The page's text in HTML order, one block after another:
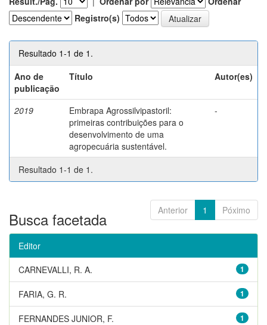
Registro(s)
Resultado 1-1 de 1.
Ano de
publicação
Título Autor(es)
2019
Embrapa Agrossilvipastoril:
primeiras contribuições para o
desenvolvimento de uma
agropecuária sustentável.
-
Resultado 1-1 de 1.
Anterior 1 Póximo
Busca facetada
Editor
1
CARNEVALLI, R. A.
1
FARIA, G. R.
1
FERNANDES JUNIOR, F.